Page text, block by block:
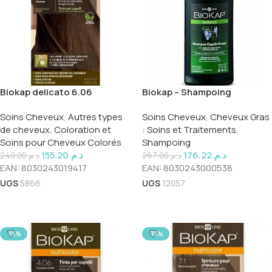
Biokap delicato 6.06
Soins Cheveux, Autres types
de cheveux, Coloration et
Soins pour Cheveux Colorés
د.م.240.00 د.م.155.20
EAN: 8030243019417
UGS 5866
Biokap – Shampoing
Soins Cheveux, Cheveux Gras
: Soins et Traitements,
Shampoing
د.م.267.00 د.م.176.22
EAN: 8030243000538
UGS 12057
-35% -35%